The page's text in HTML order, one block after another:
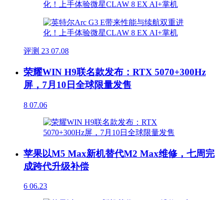
评测 23 07.08
荣耀WIN H9联名款发布：RTX 5070+300Hz
屏，7月10日全球限量发售
8 07.06
苹果以M5 Max新机替代M2 Max维修，七周完
成跨代升级补偿
6 06.23